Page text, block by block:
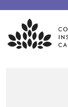
Skip
content